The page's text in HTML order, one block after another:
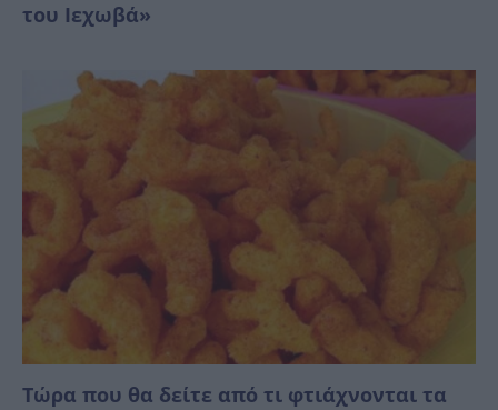
του Ιεχωβά»
Τώρα που θα δείτε από τι φτιάχνονται τα